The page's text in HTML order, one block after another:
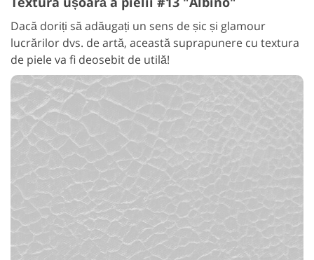
Dacă doriți să adăugați un sens de șic și glamour
lucrărilor dvs. de artă, această suprapunere cu textura
de piele va fi deosebit de utilă!